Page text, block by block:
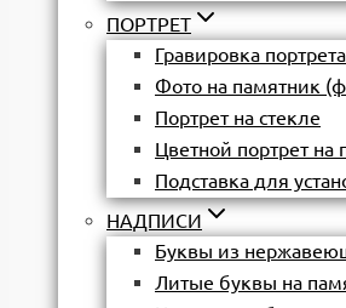
ПОРТРЕТ
Гравировка
Фото на памятник
Портрет на стекле
Цветной портрет на
Подставка для
НАДПИСИ
Буквы из
Литые буквы на